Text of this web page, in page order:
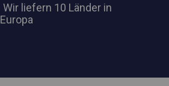
Wir liefern 10 Länder in
Europa